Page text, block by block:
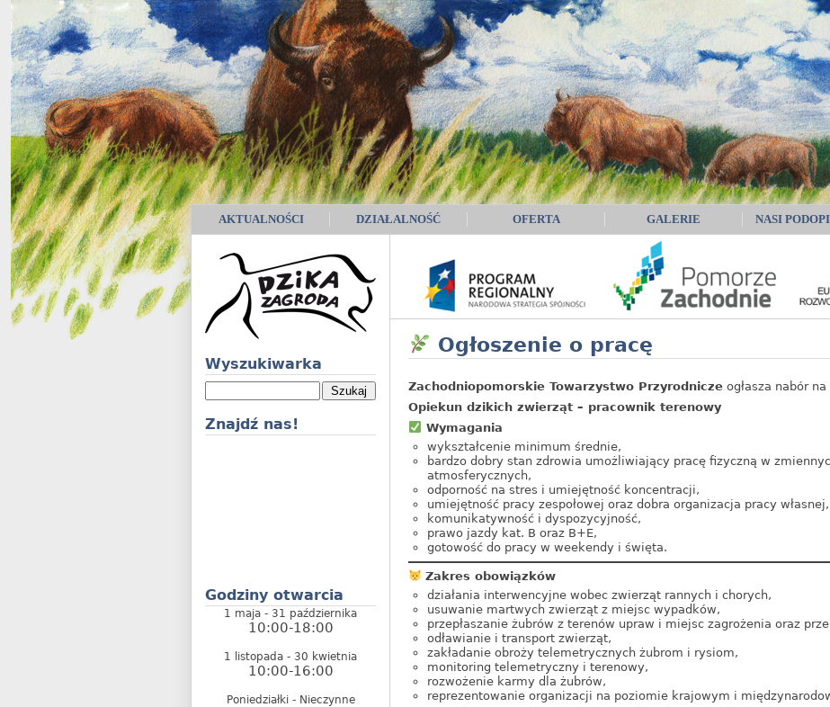
AKTUALNOŚCI DZIAŁALNOŚĆ OFERTA GALERIE NASI
Wyszukiwarka
Znajdź nas!
Godziny otwarcia
1 maja - 31 października
10:00-18:00
1 listopada - 30 kwietnia
10:00-16:00
Poniedziałki - Nieczynne
Ogłoszenie o pracę
Zachodniopomorskie Towarzystwo Przyrodnicze ogłasza nabór
Opiekun dzikich zwierząt – pracownik terenowy
Wymagania
wykształcenie minimum średnie,
bardzo dobry stan zdrowia umożliwiający pracę fizyczną w
atmosferycznych,
odporność na stres i umiejętność koncentracji,
umiejętność pracy zespołowej oraz dobra organizacja pracy własnej,
komunikatywność i dyspozycyjność,
prawo jazdy kat. B oraz B+E,
gotowość do pracy w weekendy i święta.
Zakres obowiązków
działania interwencyjne wobec zwierząt rannych i chorych,
usuwanie martwych zwierząt z miejsc wypadków,
przepłaszanie żubrów z terenów upraw i miejsc zagrożenia oraz
odławianie i transport zwierząt,
zakładanie obroży telemetrycznych żubrom i rysiom,
monitoring telemetryczny i terenowy,
rozwożenie karmy dla żubrów,
reprezentowanie organizacji na poziomie krajowym i